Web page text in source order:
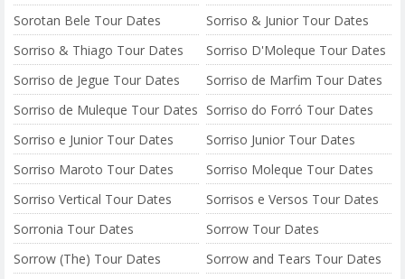
Sorotan Bele Tour Dates
Sorriso & Junior Tour Dates
Sorriso & Thiago Tour Dates
Sorriso D'Moleque Tour Dates
Sorriso de Jegue Tour Dates
Sorriso de Marfim Tour Dates
Sorriso de Muleque Tour Dates Sorriso do Forró Tour Dates
Sorriso e Junior Tour Dates
Sorriso Junior Tour Dates
Sorriso Maroto Tour Dates
Sorriso Moleque Tour Dates
Sorriso Vertical Tour Dates
Sorrisos e Versos Tour Dates
Sorronia Tour Dates
Sorrow Tour Dates
Sorrow (The) Tour Dates
Sorrow and Tears Tour Dates